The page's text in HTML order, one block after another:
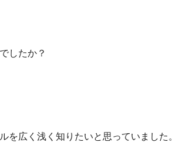
したか？
を広く浅く知りたいと思っていました。